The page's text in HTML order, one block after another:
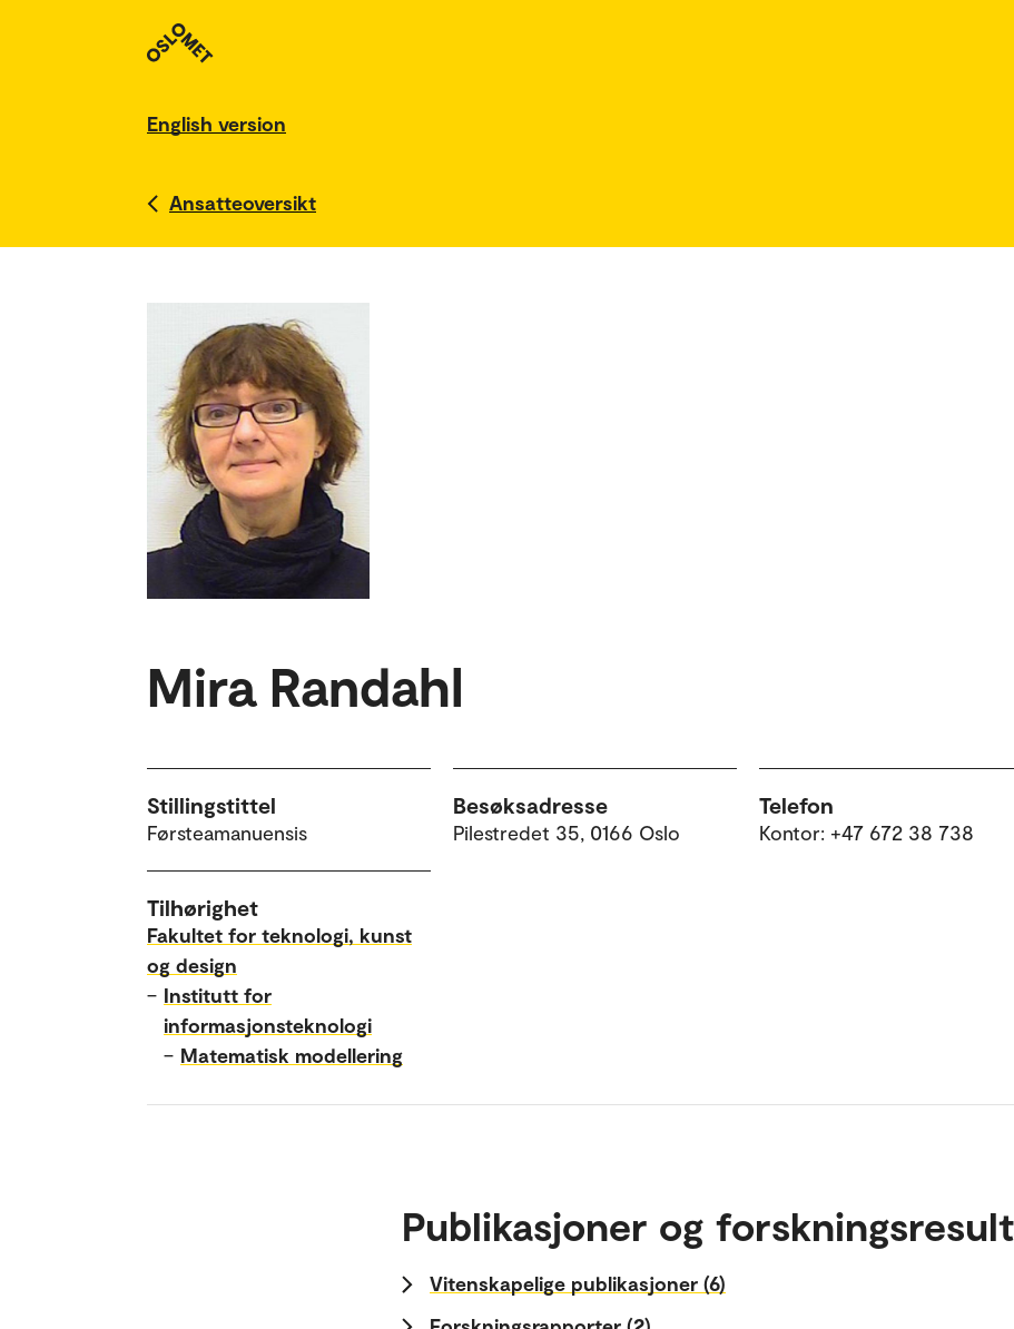
English version
Ansatteoversikt
Mira Randahl
Stillingstittel
Førsteamanuensis
Besøksadresse
Pilestredet 35, 0166 Oslo
Telefon
Kontor: +47 672 38 738
Tilhørighet
Fakultet for teknologi, kunst
og design
– Institutt for
informasjonsteknologi
– Matematisk modellering
Publikasjoner og
Vitenskapelige publikasjoner (6)